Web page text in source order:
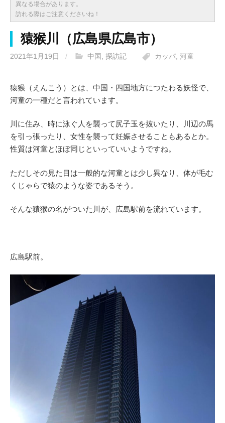
異なる場合があります。
訪れる際はご注意くださいね！
猿猴川（広島県広島市）
2021年1月19日 / 中国, 探訪記 カッパ, 河童
猿猴（えんこう）とは、中国・四国地方につたわる妖怪で、
河童の一種だと言われています。
川に住み、時に泳ぐ人を襲って尻子玉を抜いたり、川辺の馬
を引っ張ったり、女性を襲って妊娠させることもあるとか。
性質は河童とほぼ同じといっていいようですね。
ただしその見た目は一般的な河童とは少し異なり、体が毛む
くじゃらで猿のような姿であるそう。
そんな猿猴の名がついた川が、広島駅前を流れています。
広島駅前。